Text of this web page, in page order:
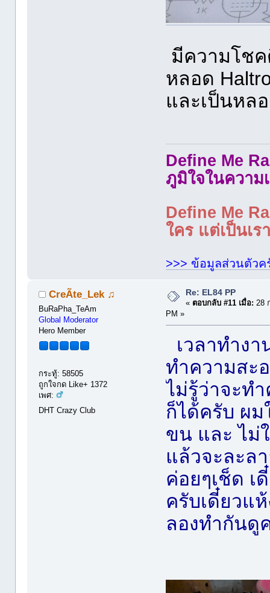
มีความโช
หลอด
และเป็นหล
Define Me
ภูมิใจในความ
Define Me
ใคร แต่เป็นเ
>>> ข้อมูลส่วนตัวค
CreÃte_Lek ♫
BuRaPha_TeAm
Global Moderator
Hero Member
กระทู้: 58505
ถูกใจกด Like+ 1372
เพศ:
DHT Crazy Club
Re: EL84 PP
« ตอบกลับ #11 เมื่อ: 28
PM »
เวลาทำง
ทำความสะ
ไม่รู้ว่าจะท
ก็ได้ครับ ผม
ขน และ ไม่
แล้วจะละล
ค่อยๆเช็ด เ
ครับเดี๋ยวแ
ลองทำกันดู